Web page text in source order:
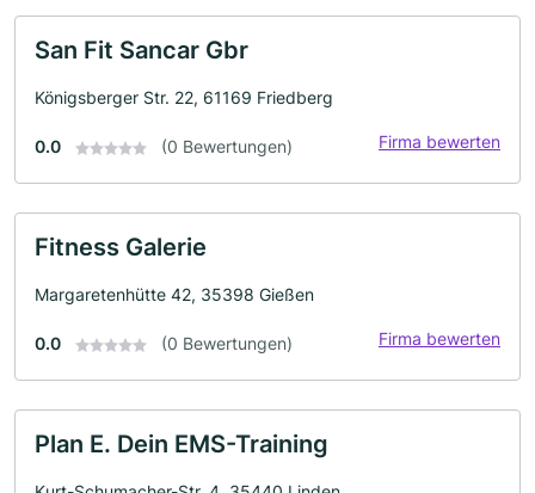
San Fit Sancar Gbr
Königsberger Str. 22, 61169 Friedberg
0.0 (0 Bewertungen) Firma bewerten
Fitness Galerie
Margaretenhütte 42, 35398 Gießen
0.0 (0 Bewertungen) Firma bewerten
Plan E. Dein EMS-Training